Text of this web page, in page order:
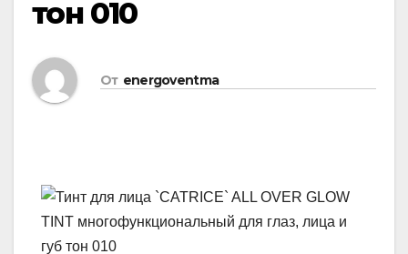
тон 010
От energoventma